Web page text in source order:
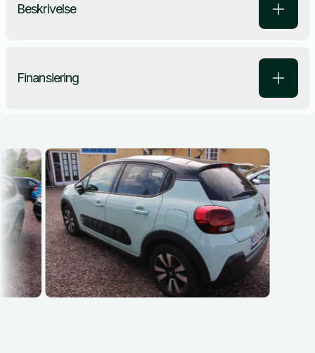
Beskrivelse
Finansiering